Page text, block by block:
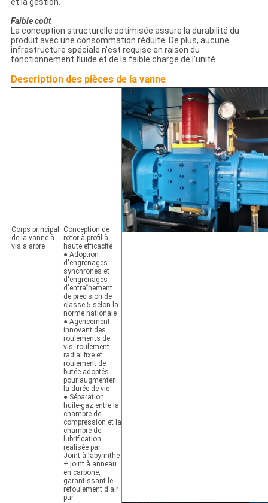
et la gestion.
Faible coût
La conception structurelle optimisée assure la durabilité du
produit avec une consommation réduite. De plus, aucune
infrastructure spéciale n'est requise en raison du
fonctionnement fluide et de la faible charge de l'unité.
Description des pièces de la vanne
Corps principal
de la vanne à
vis à arbre
Conception de
rotor à profil à
haute efficacité
● Adoption
d'engrenages
synchrones et
d'engrenages
d'entraînement
de précision de
classe 5 selon la
norme nationale
● Agencement
innovant des
roulements de
vis, roulement
radial fixe et
roulement de
butée adoptés
pour augmenter
la durée de vie
● Séparation
huile-gaz entre la
chambre de
compression et la
chambre de
lubrification
réalisée par
Joint à labyrinthe
+ joint à anneau
en carbone,
garantissant le
refoulement d'air
pur.